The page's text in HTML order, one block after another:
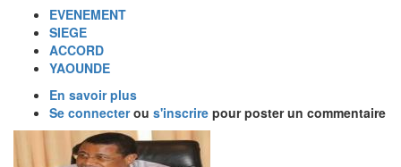
EVENEMENT
SIEGE
ACCORD
YAOUNDE
En savoir plus
Accord
de
siège:
Se connecterou s'inscrire pour poster un commentaire